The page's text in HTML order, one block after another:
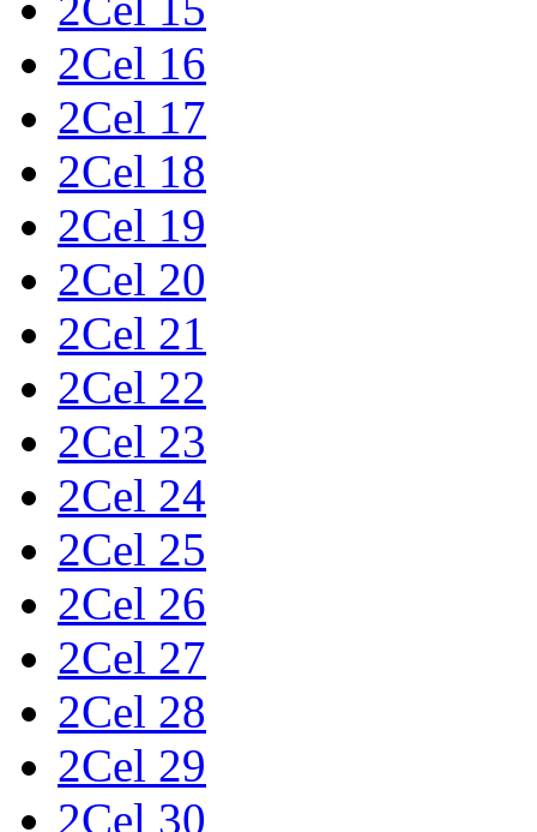
2Cel 16
2Cel 17
2Cel 18
2Cel 19
2Cel 20
2Cel 21
2Cel 22
2Cel 23
2Cel 24
2Cel 25
2Cel 26
2Cel 27
2Cel 28
2Cel 29
2Cel 30